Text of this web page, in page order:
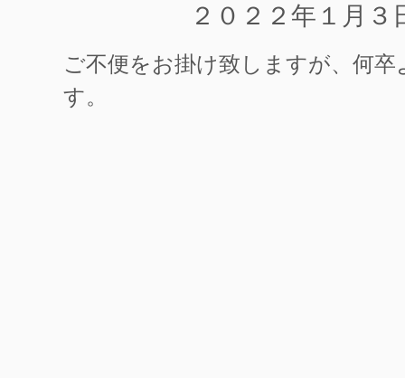
２０２２年１月３日
ご不便をお掛け致しますが、何
す。